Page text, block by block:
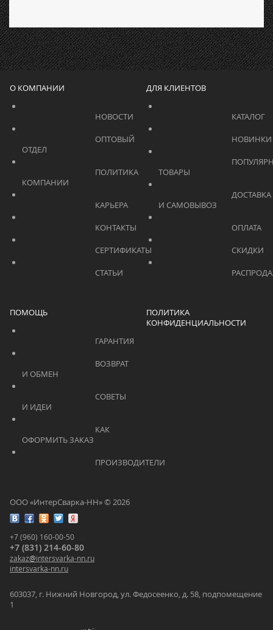
ООО «ИнтерСварка-НН» © 2026
+7 (960) 160-00-50
+7 (831) 214-60-80
zakaz@intersvarka-nn.ru
intersvarka-nn.ru
603037, г. Нижний Новгород, ул. Федосеенко, д. 58, подпомещение
1
О КОМПАНИИ
			    		КАРЬЕРА
ДЛЯ КЛИЕНТОВ
ПОМОЩЬ
ПОЛИТИКА
КОНФИДЕНЦИАЛЬНОСТИ